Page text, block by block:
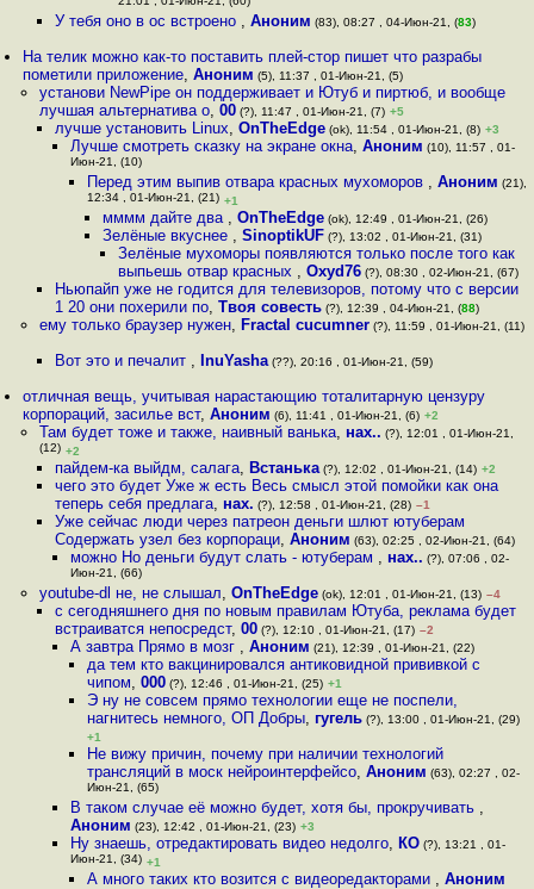
У тебя оно в ос встроено , Аноним (83), 08:27 , 04-Июн-21, (83)
На телик можно как-то поставить плей-стор пишет что разрабы
пометили приложение,Аноним (5), 11:37 , 01-Июн-21, (5)
установи NewPipe он поддерживает и Ютуб и пиртюб, и вообще
лучшая альтернатива о, 00(?), 11:47 , 01-Июн-21, (7) +5
лучше установить Linux, OnTheEdge(ok), 11:54 , 01-Июн-21, (8) +3
Лучше смотреть сказку на экране окна,Аноним (10), 11:57 , 01-
Июн-21, (10)
Перед этим выпив отвара красных мухоморов , Аноним (21),
12:34 , 01-Июн-21, (21) +1
мммм дайте два , OnTheEdge(ok), 12:49 , 01-Июн-21, (26)
Зелёные вкуснее , SinoptikUF(?), 13:02 , 01-Июн-21, (31)
Зелёные мухоморы появляются только после того как
выпьешь отвар красных ,Oxyd76 (?), 08:30 , 02-Июн-21, (67)
Ньюпайп уже не годится для телевизоров, потому что с версии
1 20 они похерили по, Твоя совесть(?), 12:39 , 04-Июн-21, (88)
ему только браузер нужен, Fractal cucumner(?), 11:59 , 01-Июн-21, (11)
Вот это и печалит , InuYasha(??), 20:16 , 01-Июн-21, (59)
отличная вещь, учитывая нарастающию тоталитарную цензуру
корпораций, засилье вст,Аноним (6), 11:41 , 01-Июн-21, (6) +2
Там будет тоже и также, наивный ванька, нах.. (?), 12:01 , 01-Июн-21,
(12) +2
пайдем-ка выйдм, салага, Встанька(?), 12:02 , 01-Июн-21, (14) +2
чего это будет Уже ж есть Весь смысл этой помойки как она
теперь себя предлага, нах. (?), 12:58 , 01-Июн-21, (28) –1
Уже сейчас люди через патреон деньги шлют ютуберам
Содержать узел без корпораци, Аноним (63), 02:25 , 02-Июн-21, (64)
можно Но деньги будут слать - ютуберам , нах.. (?), 07:06 , 02-
Июн-21, (66)
youtube-dl не, не слышал, OnTheEdge(ok), 12:01 , 01-Июн-21, (13) –4
с сегодняшнего дня по новым правилам Ютуба, реклама будет
встраиватся непосредст, 00(?), 12:10 , 01-Июн-21, (17) –2
А завтра Прямо в мозг ,Аноним (21), 12:39 , 01-Июн-21, (22)
да тем кто вакцинировался антиковидной прививкой с
чипом, 000(?), 12:46 , 01-Июн-21, (25) +1
Э ну не совсем прямо технологии еще не поспели,
нагнитесь немного, ОП Добры, гугель(?), 13:00 , 01-Июн-21, (29)
+1
Не вижу причин, почему при наличии технологий
трансляций в моск нейроинтерфейсо, Аноним (63), 02:27 , 02-
Июн-21, (65)
В таком случае её можно будет, хотя бы, прокручивать ,
Аноним (23), 12:42 , 01-Июн-21, (23) +3
Ну знаешь, отредактировать видео недолго, КО (?), 13:21 , 01-
Июн-21, (34) +1
А много таких кто возится с видеоредакторами , Аноним